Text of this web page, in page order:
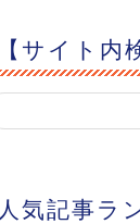
【サイト内
人気記事ラ